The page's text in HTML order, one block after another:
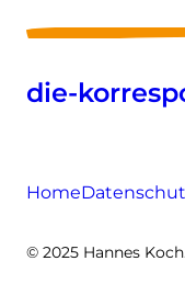
die-
Home
© 2025 Hannes